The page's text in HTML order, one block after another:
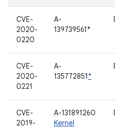
CVE-
2020-
0220
A-
139739561*
CVE-
2020-
0221
A-
135772851*
CVE-
2019-
A-131891260
Kernel